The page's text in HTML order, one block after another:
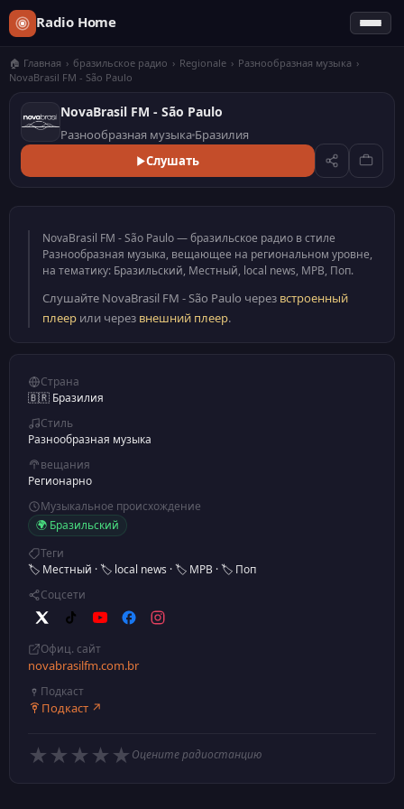
Radio Home
🏠 Главная › бразильское радио › Regionale › Разнообразная музыка ›
NovaBrasil FM - São Paulo
NovaBrasil FM - São Paulo
Разнообразная музыка Бразилия
Слушать
NovaBrasil FM - São Paulo — бразильское радио в стиле
Разнообразная музыка, вещающее на региональном уровне,
на тематику: Бразильский, Местный, local news, MPB, Поп.
Слушайте NovaBrasil FM - São Paulo через встроенный
плеер или через внешний плеер.
Страна
🇧🇷 Бразилия
Стиль
Разнообразная музыка
вещания
Регионарно
Музыкальное происхождение
🌍 Бразильский
Теги
🏷️ Местный ·🏷️ local news ·🏷️ MPB ·🏷️ Поп
Соцсети
Офиц. сайт
novabrasilfm.com.br
Подкаст
Подкаст ↗
★ ★ ★ ★ ★ Оцените радиостанцию